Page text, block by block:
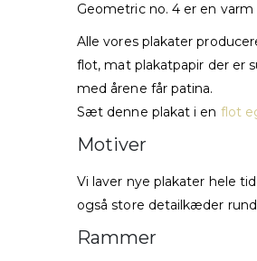
Geometric no. 4 er en
Alle vores plakater
flot, mat plakatpapir der er
med årene får patina.
Sæt denne plakat i en flot
Motiver
Vi laver nye plakater hele
også store detailkæder
Rammer